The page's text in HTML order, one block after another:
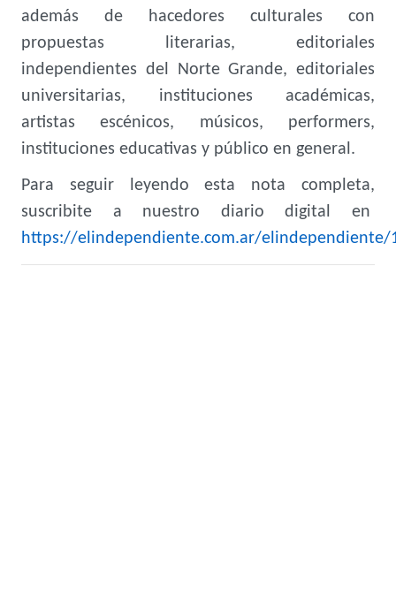
además de hacedores culturales con
propuestas literarias, editoriales
independientes del Norte Grande, editoriales
universitarias, instituciones académicas,
artistas escénicos, músicos, performers,
instituciones educativas y público en general.
Para seguir leyendo esta nota completa,
suscribite a nuestro diario digital en
https://elindependiente.com.ar/elindependiente/